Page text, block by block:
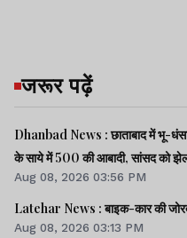
जरूर पढ़ें
Dhanbad News : छाताबाद में भू-
के साये में 500 की आबादी, सांसद को
Aug 08, 2026 03:56 PM
Latehar News : बाइक-कार की
Aug 08, 2026 03:13 PM